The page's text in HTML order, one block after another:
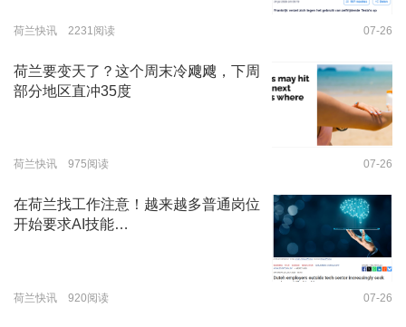
荷兰快讯 2231阅读 07-26
荷兰要变天了？这个周末冷飕飕，下周
部分地区直冲35度
荷兰快讯 975阅读 07-26
在荷兰找工作注意！越来越多普通岗位
开始要求AI技能…
荷兰快讯 920阅读 07-26